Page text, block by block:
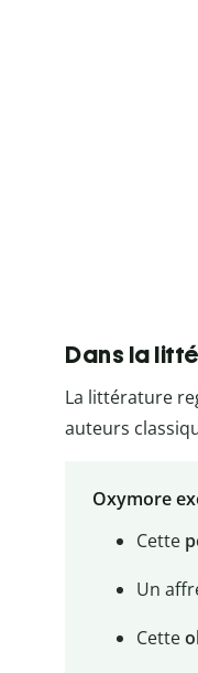
Dans la
La littérature
auteurs
Oxymore
Cette
Un
Cette